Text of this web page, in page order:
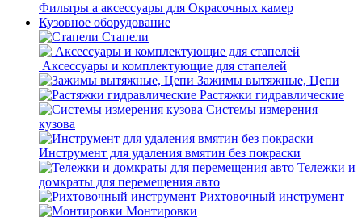
Фильтры а аксессуары для Окрасочных камер
Кузовное оборудование
Стапели
Аксессуары и комплектующие для стапелей
Зажимы вытяжные, Цепи
Растяжки гидравлические
Системы измерения
кузова
Инструмент для удаления вмятин без покраски
Тележки и
домкраты для перемещения авто
Рихтовочный инструмент
Монтировки